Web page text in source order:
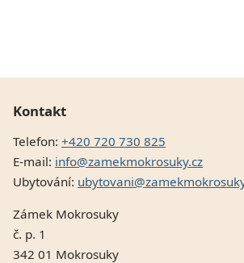
Kontakt
Telefon: +420 720 730 825
E-mail: info@zamekmokrosuky.cz
Ubytování:
Zámek Mokrosuky
č. p. 1
342 01 Mokrosuky